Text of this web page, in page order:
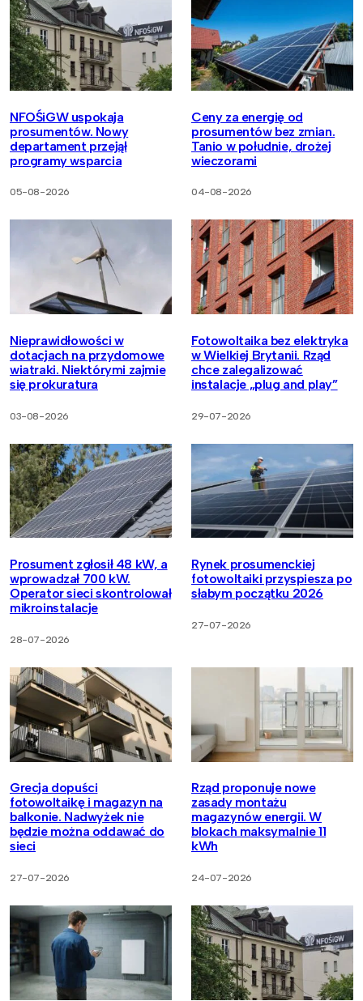
NFOŚiGW uspokaja
prosumentów. Nowy
departament przejął
programy wsparcia
05-08-2026
Ceny za energię od
prosumentów bez zmian.
Tanio w południe, drożej
wieczorami
04-08-2026
Nieprawidłowości w
dotacjach na przydomowe
wiatraki. Niektórymi zajmie
się prokuratura
03-08-2026
Fotowoltaika bez elektryka
w Wielkiej Brytanii. Rząd
chce zalegalizować
instalacje „plug and play”
29-07-2026
Prosument zgłosił 48 kW, a
wprowadzał 700 kW.
Operator sieci skontrolował
mikroinstalacje
28-07-2026
Rynek prosumenckiej
fotowoltaiki przyspiesza po
słabym początku 2026
27-07-2026
Grecja dopuści
fotowoltaikę i magazyn na
balkonie. Nadwyżek nie
będzie można oddawać do
sieci
27-07-2026
Rząd proponuje nowe
zasady montażu
magazynów energii. W
blokach maksymalnie 11
kWh
24-07-2026